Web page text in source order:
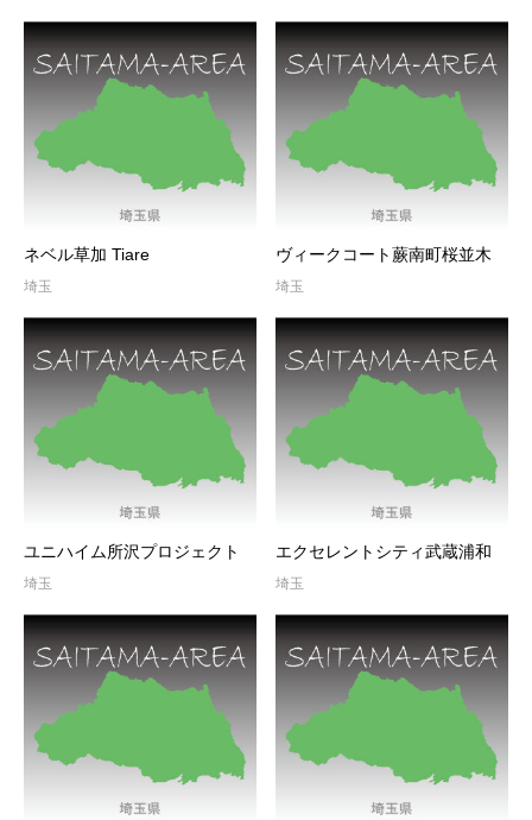
ネベル草加 Tiare
埼玉
ヴィークコート蕨南町桜並木
埼玉
ユニハイム所沢プロジェクト
埼玉
エクセレントシティ武蔵浦和
埼玉